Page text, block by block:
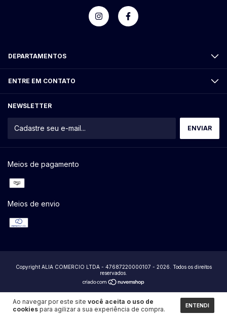
Ao navegar por este site você aceita o uso de
cookies para agilizar a sua experiência de compra. ENTENDI
DEPARTAMENTOS
ENTRE EM CONTATO
NEWSLETTER
Meios de pagamento
Meios de envio
Copyright ALIA COMERCIO LTDA - 47687220000107 - 2026. Todos os direitos
reservados.